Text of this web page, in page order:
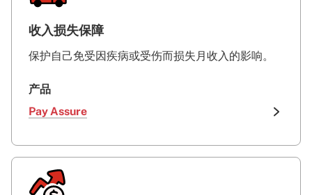
收入损失保障
保护自己免受因疾病或受伤而损失月收入的影响。
产品
Pay Assure